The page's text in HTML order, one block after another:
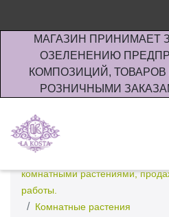
МАГАЗИН ПРИНИМАЕТ
ОЗЕЛЕНЕНИЮ
КОМПОЗИЦИЙ,
РОЗНИЧНЫМИ
комнатными растениями,
работы.
Комнатные растения